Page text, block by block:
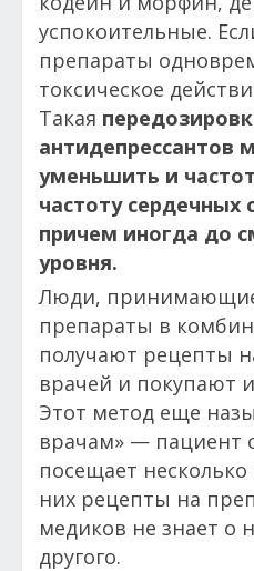
успокоительные.
препараты
токсическое
Такая
антидепрессантов
уменьшить и
частоту сердечных
причем иногда до
уровня.
Люди,
препараты в
получают рецепты
врачей и покупают
Этот метод еще
врачам» — пациент
посещает
них рецепты на
медиков не знает о
другого.